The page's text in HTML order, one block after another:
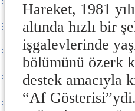
Hareket, 1981
altında hızlı bir
işgalevlerinde
bölümünü özerk
destek amacıyla
“Af